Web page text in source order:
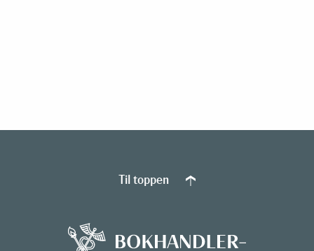
Til toppen